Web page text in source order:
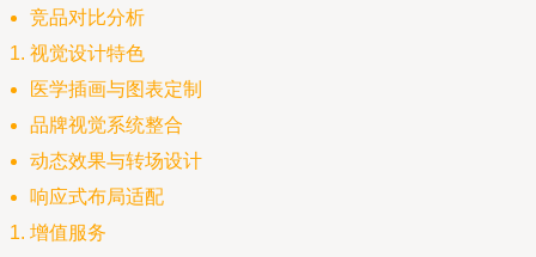
竞品对比分析
视觉设计特色
医学插画与图表定制
品牌视觉系统整合
动态效果与转场设计
响应式布局适配
增值服务